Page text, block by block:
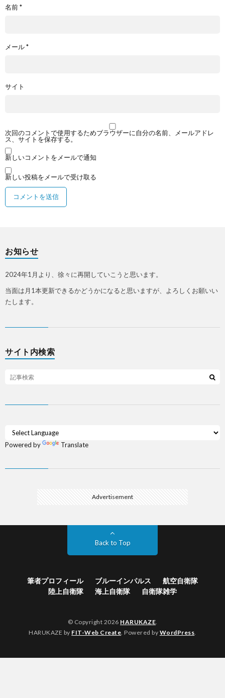
名前*
メール*
サイト
次回のコメントで使用するためブラウザーに自分の名前、メールアドレ
ス、サイトを保存する。
新しいコメントをメールで通知
新しい投稿をメールで受け取る
お知らせ
2024年1月より、徐々に再開していこうと思います。
当面は月1本更新できるかどうかになると思いますが、よろしくお願いい
たします。
サイト内検索
Powered by Translate
Advertisement
Back to Top
筆者プロフィール ブルーインパルス
航空自衛隊
陸上自衛隊
海上自衛隊 自衛隊雑学
© Copyright 2026 HARUKAZE.
HARUKAZE by FIT-Web Create. Powered by WordPress.